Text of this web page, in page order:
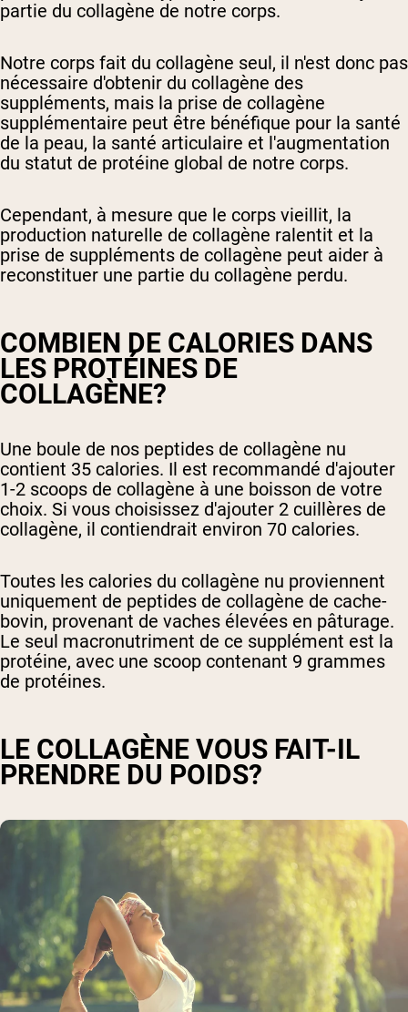
partie du collagène de notre corps.
Notre corps fait du collagène seul, il n'est donc pas
nécessaire d'obtenir du collagène des
suppléments, mais la prise de collagène
supplémentaire peut être bénéfique pour la santé
de la peau, la santé articulaire et l'augmentation
du statut de protéine global de notre corps.
Cependant, à mesure que le corps vieillit, la
production naturelle de collagène ralentit et la
prise de suppléments de collagène peut aider à
reconstituer une partie du collagène perdu.
COMBIEN DE CALORIES DANS
LES PROTÉINES DE
COLLAGÈNE?
Une boule de nos peptides de collagène nu
contient 35 calories. Il est recommandé d'ajouter
1-2 scoops de collagène à une boisson de votre
choix. Si vous choisissez d'ajouter 2 cuillères de
collagène, il contiendrait environ 70 calories.
Toutes les calories du collagène nu proviennent
uniquement de peptides de collagène de cache-
bovin, provenant de vaches élevées en pâturage.
Le seul macronutriment de ce supplément est la
protéine, avec une scoop contenant 9 grammes
de protéines.
LE COLLAGÈNE VOUS FAIT-IL
PRENDRE DU POIDS?